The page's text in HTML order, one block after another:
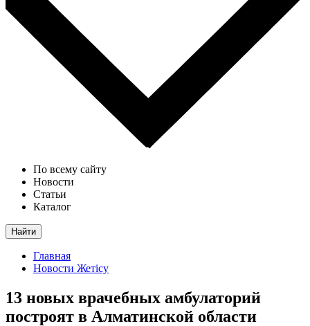
По всему сайту
Новости
Статьи
Каталог
Найти
Главная
Новости Жетісу
13 новых врачебных амбулаторий
построят в Алматинской области